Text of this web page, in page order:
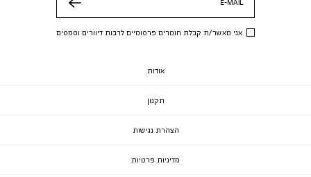
E-MAIL
אני מאשר/ת קבלת חומרים פרסומיים לרבות דיוורים וסמסים
אודות
תקנון
הצהרת נגישות
מדיניות פרטיות